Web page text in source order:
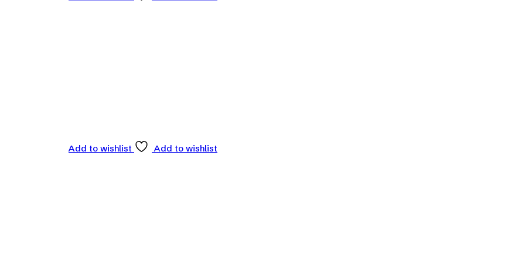
Add to wishlist
Add to wishlist